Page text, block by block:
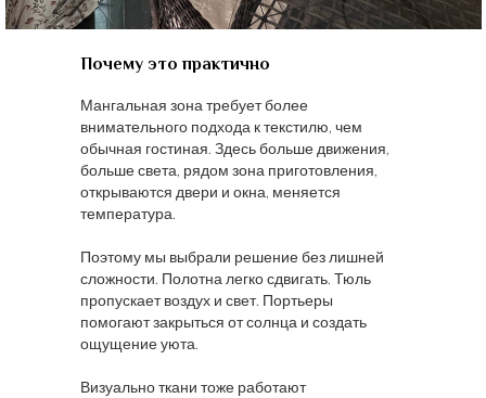
Почему это практично
Мангальная зона требует более
внимательного подхода к текстилю, чем
обычная гостиная. Здесь больше движения,
больше света, рядом зона приготовления,
открываются двери и окна, меняется
температура.
Поэтому мы выбрали решение без лишней
сложности. Полотна легко сдвигать. Тюль
пропускает воздух и свет. Портьеры
помогают закрыться от солнца и создать
ощущение уюта.
Визуально ткани тоже работают